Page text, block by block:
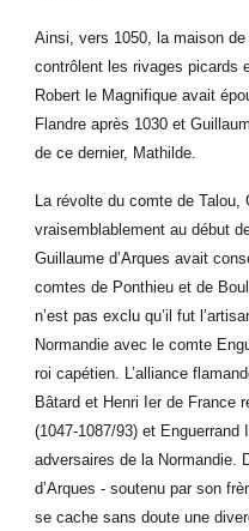
Ainsi, vers 1050, la maison
contrôlent les rivages picards
Robert le Magnifique avait
Flandre après 1030 et
de ce dernier, Mathilde.
La révolte du comte de Talou,
vraisemblablement au début
Guillaume d’Arques avait
comtes de Ponthieu et de
n’est pas exclu qu’il fut
Normandie avec le comte
roi capétien. L’alliance
Bâtard et Henri Ier de France
(1047-1087/93) et
adversaires de la Normandie.
d’Arques - soutenu par son
se cache sans doute une